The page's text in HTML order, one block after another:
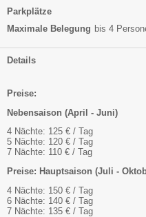
Parkplätze
Maximale Belegung bis 4
Details
Preise:
Nebensaison (April - Juni)
4 Nächte: 125 € / Tag
5 Nächte: 120 € / Tag
7 Nächte: 110 € / Tag
Preise: Hauptsaison (Juli -
4 Nächte: 150 € / Tag
6 Nächte: 140 € / Tag
7 Nächte: 135 € / Tag